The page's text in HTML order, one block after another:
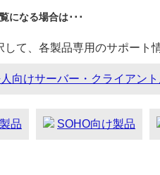
になる場合は･･･
して、各製品専用のサポート
向けサーバー・クライアン
品 SOHO向け製品